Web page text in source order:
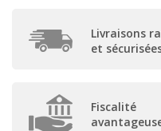
Livraisons
et
Fiscalité